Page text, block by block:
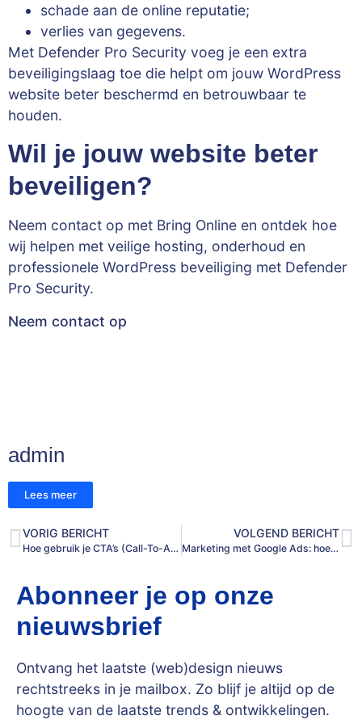
schade aan de online reputatie;
verlies van gegevens.
Met Defender Pro Security voeg je een extra
beveiligingslaag toe die helpt om jouw WordPress
website beter beschermd en betrouwbaar te
houden.
Wil je jouw website beter
beveiligen?
Neem contact op met Bring Online en ontdek hoe
wij helpen met veilige hosting, onderhoud en
professionele WordPress beveiliging met Defender
Pro Security.
Neem contact op
admin
Lees meer
VORIG BERICHT
Hoe gebruik je CTA’s (Call-To-Actions) effectief?
VOLGEND BERICHT
Marketing met Google Ads: hoe haal je écht resultaat uit je budget?
Abonneer je op onze
nieuwsbrief
Ontvang het laatste (web)design nieuws
rechtstreeks in je mailbox. Zo blijf je altijd op de
hoogte van de laatste trends & ontwikkelingen.